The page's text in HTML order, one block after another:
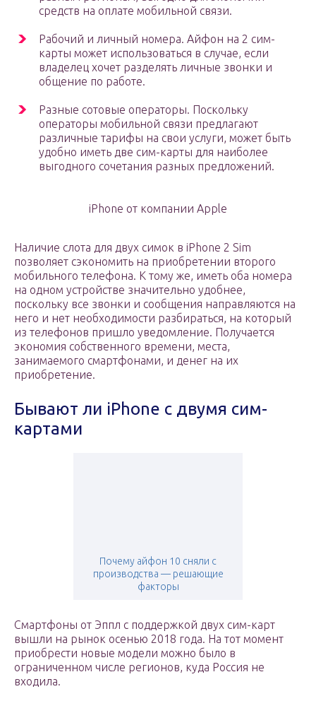
средств на оплате мобильной связи.
Рабочий и личный номера. Айфон на 2 сим-
карты может использоваться в случае, если
владелец хочет разделять личные звонки и
общение по работе.
Разные сотовые операторы. Поскольку
операторы мобильной связи предлагают
различные тарифы на свои услуги, может быть
удобно иметь две сим-карты для наиболее
выгодного сочетания разных предложений.
iPhone от компании Apple
Наличие слота для двух симок в iPhone 2 Sim
позволяет сэкономить на приобретении второго
мобильного телефона. К тому же, иметь оба номера
на одном устройстве значительно удобнее,
поскольку все звонки и сообщения направляются на
него и нет необходимости разбираться, на который
из телефонов пришло уведомление. Получается
экономия собственного времени, места,
занимаемого смартфонами, и денег на их
приобретение.
Бывают ли iPhone с двумя сим-
картами
Почему айфон 10 сняли с
производства — решающие
факторы
Смартфоны от Эппл с поддержкой двух сим-карт
вышли на рынок осенью 2018 года. На тот момент
приобрести новые модели можно было в
ограниченном числе регионов, куда Россия не
входила.